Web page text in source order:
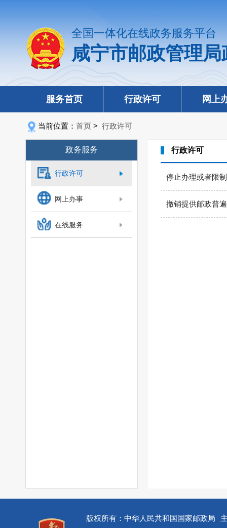
全国一体化在线政务服务平台
咸宁市邮政管理
服务首页 行政许可 网上
当前位置： 首页 > 行政许可
政务服务
行政许可
网上办事
在线服务
行政许可
停止办理或者限
撤销提供邮政普
版权所有：中华人民共和国国家邮政局